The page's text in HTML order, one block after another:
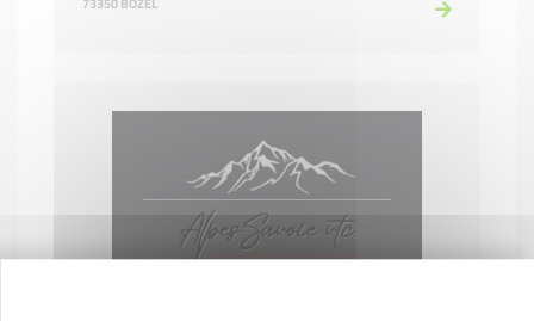
73350 BOZEL